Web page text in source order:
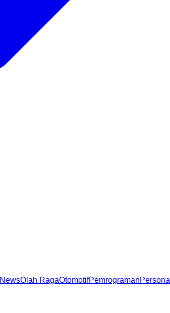
NewsOlah RagaOtomotifPemrogramanPersonal